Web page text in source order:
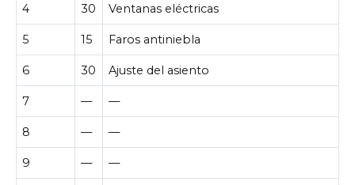
4 30 Ventanas eléctricas
5 15 Faros antiniebla
6 30 Ajuste del asiento
7 — —
8 — —
9 — —